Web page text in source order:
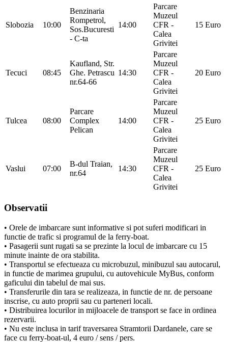
Slobozia 10:00
Benzinaria
Rompetrol,
Sos.Bucuresti
- C-ta
14:00
Parcare
Muzeul
CFR -
Calea
Grivitei
15 Euro
Tecuci 08:45
Kaufland, Str.
Ghe. Petrascu
nr.64-66
14:30
Parcare
Muzeul
CFR -
Calea
Grivitei
20 Euro
Tulcea 08:00
Parcare
Complex
Pelican
14:00
Parcare
Muzeul
CFR -
Calea
Grivitei
25 Euro
Vaslui 07:00
B-dul Traian,
nr.64
14:30
Parcare
Muzeul
CFR -
Calea
Grivitei
25 Euro
Observatii
• Orele de imbarcare sunt informative si pot suferi modificari in
functie de trafic si programul de la ferry-boat.
• Pasagerii sunt rugati sa se prezinte la locul de imbarcare cu 15
minute inainte de ora stabilita.
• Transportul se efectueaza cu microbuzul, minibuzul sau autocarul,
in functie de marimea grupului, cu autovehicule MyBus, conform
gaficului din tabelul de mai sus.
• Transferurile din tara se realizeaza, in functie de nr. de persoane
inscrise, cu auto proprii sau cu parteneri locali.
• Distribuirea locurilor in mijloacele de transport se face in ordinea
rezervarii.
• Nu este inclusa in tarif traversarea Stramtorii Dardanele, care se
face cu ferry-boat-ul, 4 euro / sens / pers.